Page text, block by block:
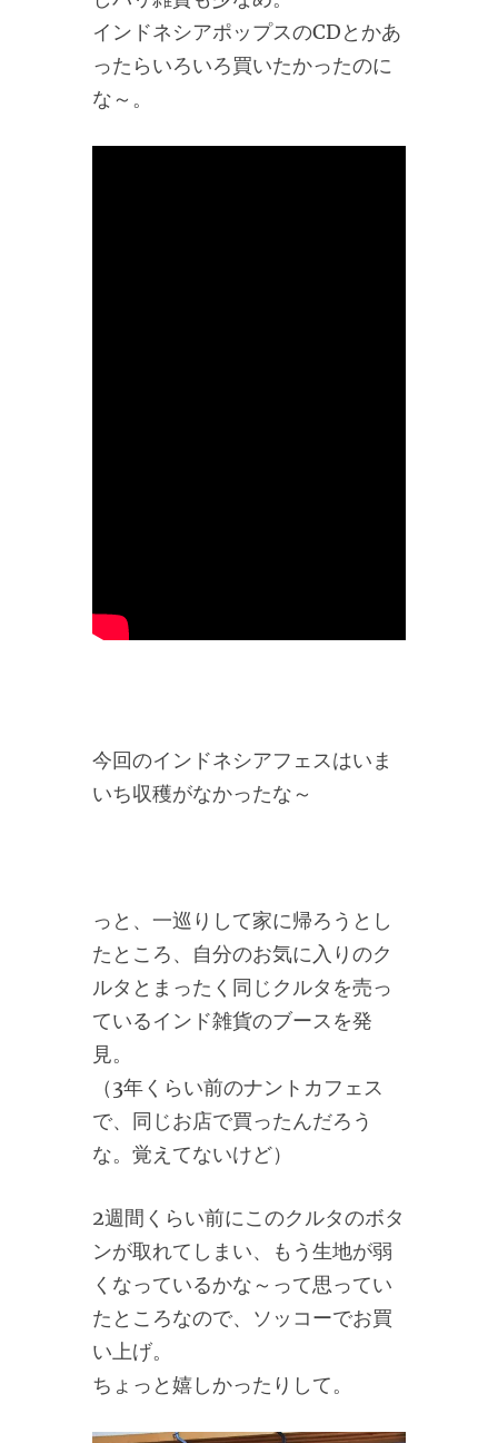
インドネシアポップスのCDとかあ
ったらいろいろ買いたかったのに
な～。
今回のインドネシアフェスはいま
いち収穫がなかったな～
っと、一巡りして家に帰ろうとし
たところ、自分のお気に入りのク
ルタとまったく同じクルタを売っ
ているインド雑貨のブースを発
見。
（3年くらい前のナントカフェス
で、同じお店で買ったんだろう
な。覚えてないけど）
2週間くらい前にこのクルタのボタ
ンが取れてしまい、もう生地が弱
くなっているかな～って思ってい
たところなので、ソッコーでお買
い上げ。
ちょっと嬉しかったりして。